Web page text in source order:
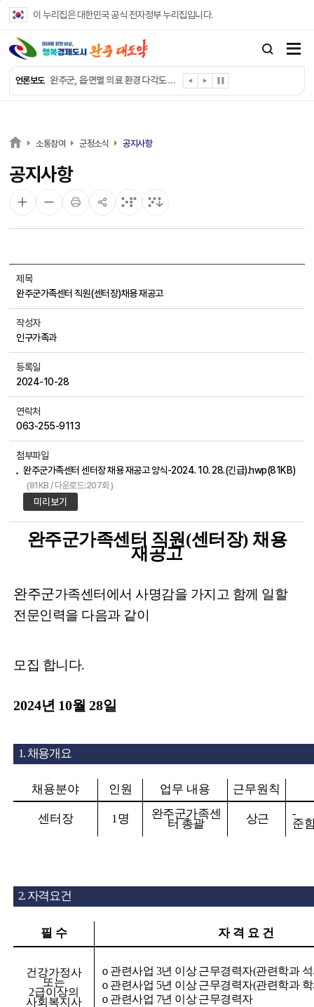
이 누리집은 대한민국 공식 전자정부 누리집입니다.
언론보도
완주군, ‘수의계약 총량제’ 개편 운영
완주군 청소년, 초록우산 지원으로 치과 치료
완주군, 읍·면별 의료 환경 다각도 진단한다
완주군, 모바일 헬스케어 “내 건강 변화 직접 확인”
소통참여 군정소식 공지사항
공지사항
제목
완주군가족센터 직원(센터장)채용 재공고
작성자
인구가족과
등록일
2024-10-28
연락처
063-255-9113
첨부파일
완주군가족센터 센터장 채용 재공고 양식-2024. 10. 28.(긴급).hwp(81KB)
(81KB / 다운로드:207회 )
미리보기
완주군가족센터 직원(센터장)채용
재공고
완주군가족센터에서 사명감을 가지고 함께 일할
전문인력을 다음과 같이
모집 합니다.
2024년 10월28일
1. 채용개요
채용분야 인원 업무 내용 근무원칙
센터장 1 명 완주군가족센
터 총괄 상근 준
2. 자격요건
필 수 자 격 요 건
건강가정사
또는
2급이상의
사회복지사
ｏ 관련사업 3년 이상 근무경력자(관련학과
ｏ 관련사업 5년 이상 근무경력자(관련학과
ｏ 관련사업 7년 이상 근무경력자